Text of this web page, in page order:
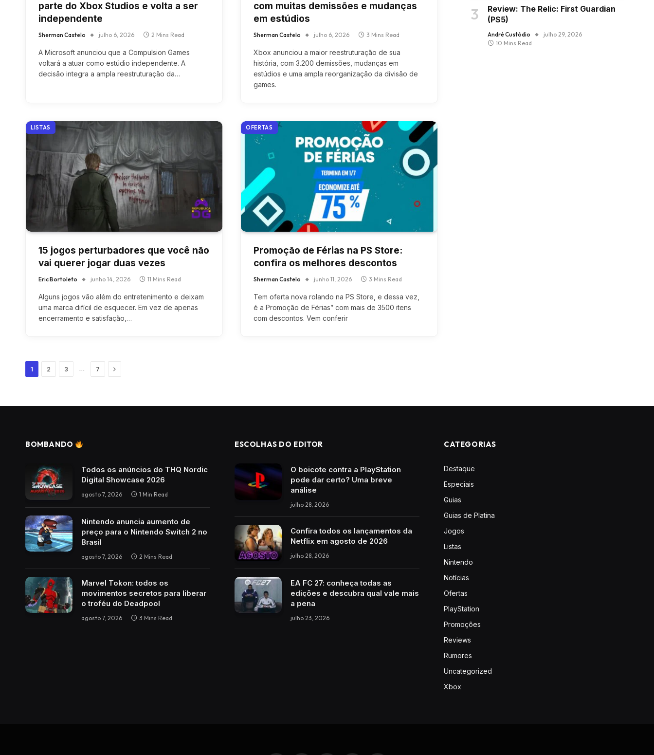
parte do Xbox Studios e volta a ser
independente
Sherman Castelo julho 6, 2026 2 Mins Read
A Microsoft anunciou que a Compulsion Games
voltará a atuar como estúdio independente. A
decisão integra a ampla reestruturação da…
com muitas demissões e mudanças
em estúdios
Sherman Castelo julho 6, 2026 3 Mins Read
Xbox anunciou a maior reestruturação de sua
história, com 3.200 demissões, mudanças em
estúdios e uma ampla reorganização da divisão de
games.
LISTAS
15 jogos perturbadores que você não
vai querer jogar duas vezes
Eric Bortoleto junho 14, 2026 11 Mins Read
Alguns jogos vão além do entretenimento e deixam
uma marca difícil de esquecer. Em vez de apenas
encerramento e satisfação,…
OFERTAS
Promoção de Férias na PS Store:
confira os melhores descontos
Sherman Castelo junho 11, 2026 3 Mins Read
Tem oferta nova rolando na PS Store, e dessa vez,
é a Promoção de Férias” com mais de 3500 itens
com descontos. Vem conferir
1 2 3 … 7 Next
Review: The Relic: First Guardian
(PS5)
André Custódio
julho 29, 2026
10 Mins Read
BOMBANDO
Todos os anúncios do THQ Nordic
Digital Showcase 2026
agosto 7, 2026 1 Min Read
Nintendo anuncia aumento de
preço para o Nintendo Switch 2 no
Brasil
agosto 7, 2026 2 Mins Read
Marvel Tokon: todos os
movimentos secretos para liberar
o troféu do Deadpool
agosto 7, 2026 3 Mins Read
ESCOLHAS DO EDITOR
O boicote contra a PlayStation
pode dar certo? Uma breve
análise
julho 28, 2026
Confira todos os lançamentos da
Netflix em agosto de 2026
julho 28, 2026
EA FC 27: conheça todas as
edições e descubra qual vale mais
a pena
julho 23, 2026
CATEGORIAS
Destaque
Especiais
Guias
Guias de Platina
Jogos
Listas
Nintendo
Notícias
Ofertas
PlayStation
Promoções
Reviews
Rumores
Uncategorized
Xbox